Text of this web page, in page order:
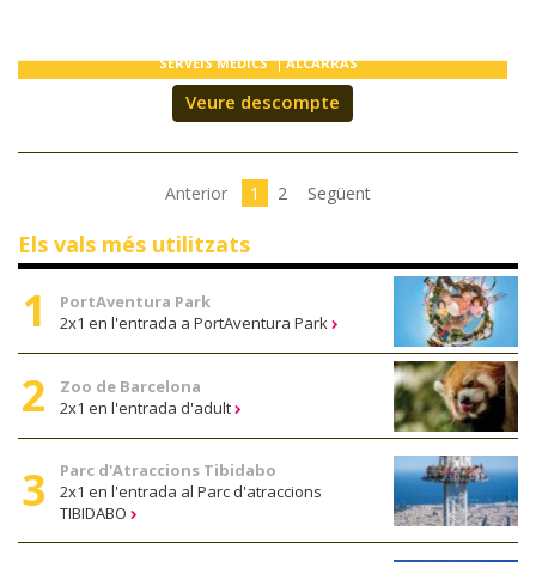
SERVEIS MÈDICS ALCARRÀS
Veure descompte
Anterior 1 2 Següent
Els vals més utilitzats
PortAventura Park
2x1 en l'entrada a PortAventura Park
Zoo de Barcelona
2x1 en l'entrada d'adult
Parc d'Atraccions Tibidabo
2x1 en l'entrada al Parc d'atraccions
TIBIDABO